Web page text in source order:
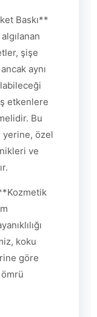
Baskı**
şişe
aynı
etkenlere
Bu
yerine, özel
ve
koku
göre